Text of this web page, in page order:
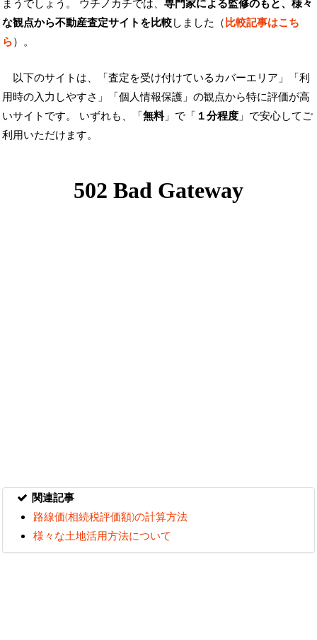
まうでしょう。 ウチノカチでは、 専門家による監修のもと、様々
な観点から不動産査定サイトを比較しました（比較記事はこち
ら）。
以下のサイトは、「査定を受け付けているカバーエリア」「利
用時の入力しやすさ」「個人情報保護」の観点から特に評価が高
いサイトです。 いずれも、「無料」で「 １分程度 」で安心してご
利用いただけます。
関連記事
路線価(相続税評価額)の計算方法
様々な土地活用方法について